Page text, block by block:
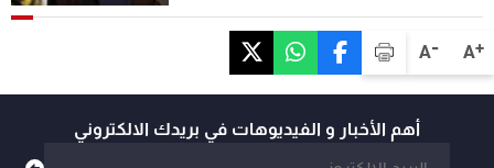
A+
A-
أهم الأخبار و الفيديوهات في بريدك الالكتروني